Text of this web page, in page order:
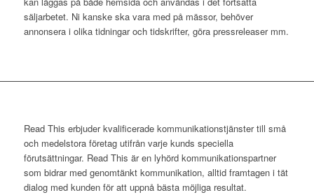
säljarbetet. Ni kanske ska vara med på mässor, behöver
annonsera i olika tidningar och tidskrifter, göra pressreleaser mm.
Read This erbjuder kvalificerade kommunikationstjänster till små
och medelstora företag utifrån varje kunds speciella
förutsättningar. Read This är en lyhörd kommunikationspartner
som bidrar med genomtänkt kommunikation, alltid framtagen i tät
dialog med kunden för att uppnå bästa möjliga resultat.